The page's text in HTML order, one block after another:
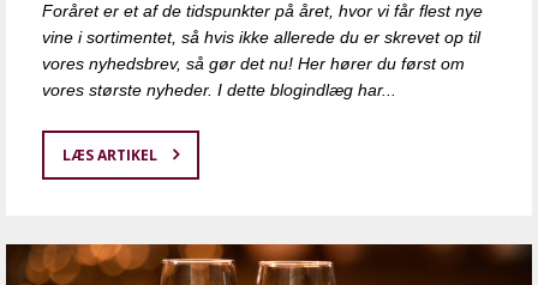
Foråret er et af de tidspunkter på året, hvor vi får flest nye
vine i sortimentet, så hvis ikke allerede du er skrevet op til
vores nyhedsbrev, så gør det nu! Her hører du først om
vores største nyheder. I dette blogindlæg har...
LÆS ARTIKEL